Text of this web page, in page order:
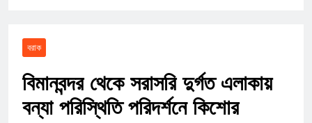
বরাক
বিমানবন্দর থেকে সরাসরি দুর্গত এলাকায়
বন্যা পরিস্থিতি পরিদর্শনে কিশোর